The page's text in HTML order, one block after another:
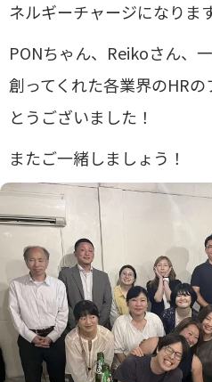
ネルギーチャージになりま
PONちゃん、Reikoさん、
創ってくれた各業界のHR
とうございました！
またご一緒しましょう！